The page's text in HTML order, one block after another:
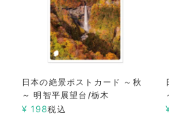
日本の絶景ポストカード ～秋
～ 明智平展望台/栃木
¥ 198税込